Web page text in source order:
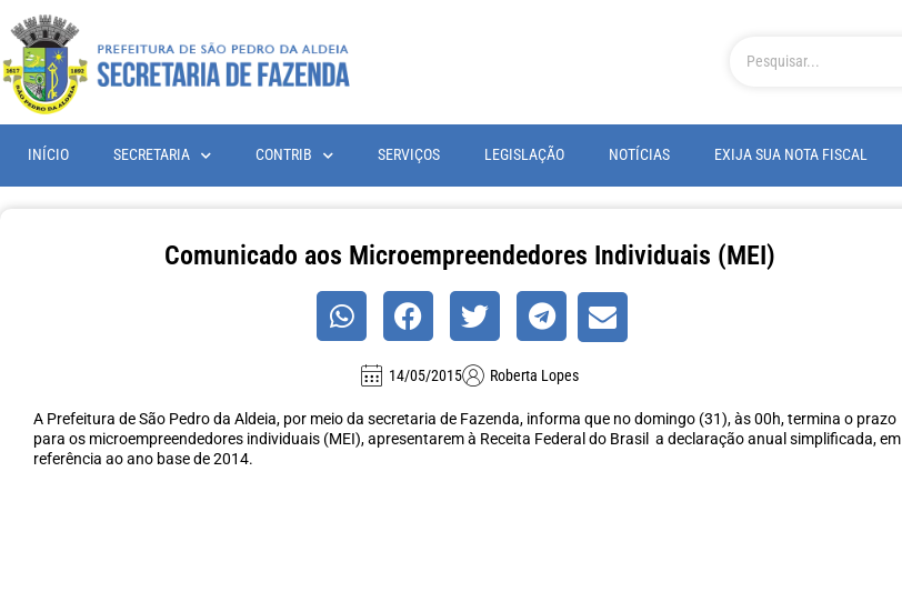
INÍCIO SECRETARIA CONTRIB SERVIÇOS LEGISLAÇÃO NOTÍCIAS EXIJA SUA NOTA FISCAL
Comunicado aos Microempreendedores Individuais (MEI)
14/05/2015 Roberta Lopes
A Prefeitura de São Pedro da Aldeia, por meio da secretaria de Fazenda, informa que no domingo (31), às 00h, termina o prazo
para os microempreendedores individuais (MEI), apresentarem à Receita Federal do Brasil a declaração anual simplificada, em
referência ao ano base de 2014.